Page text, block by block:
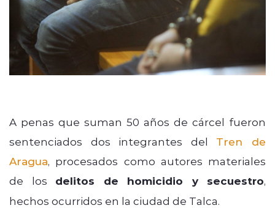
A penas que suman 50 años de cárcel fueron
sentenciados dos integrantes del Tren de
Aragua, procesados como autores materiales
de los delitos de homicidio y secuestro,
hechos ocurridos en la ciudad de Talca.